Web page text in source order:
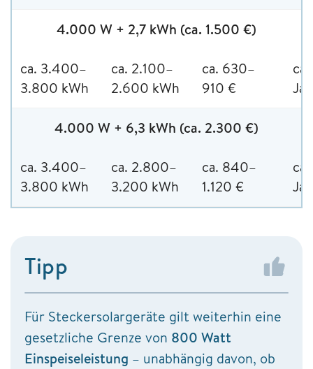
4.000 W + 2,7 kWh (ca. 1.500 €)
ca. 3.400–
3.800 kWh
ca. 2.100–
2.600 kWh
ca. 630–
910 €
4.000 W + 6,3 kWh (ca. 2.300 €)
ca. 3.400–
3.800 kWh
ca. 2.800–
3.200 kWh
ca. 840–
1.120 €
Tipp
Für Steckersolargeräte gilt weiterhin eine
gesetzliche Grenze von 800 Watt
Einspeiseleistung – unabhängig davon, ob